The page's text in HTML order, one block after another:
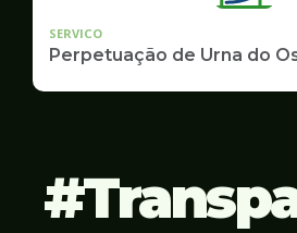
SERVICO
Perpetuação de Urna do